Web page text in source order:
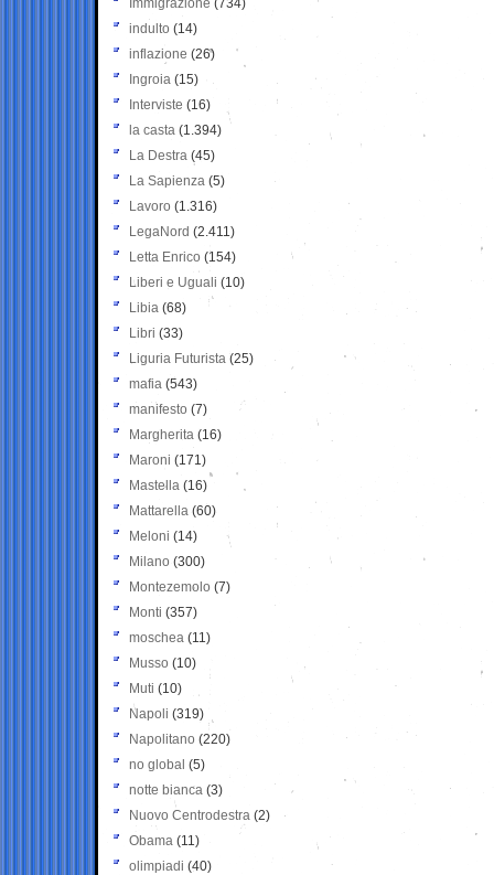
Immigrazione (734)
indulto (14)
inflazione (26)
Ingroia (15)
Interviste (16)
la casta (1.394)
La Destra (45)
La Sapienza (5)
Lavoro (1.316)
LegaNord (2.411)
Letta Enrico (154)
Liberi e Uguali (10)
Libia (68)
Libri (33)
Liguria Futurista (25)
mafia (543)
manifesto (7)
Margherita (16)
Maroni (171)
Mastella (16)
Mattarella (60)
Meloni (14)
Milano (300)
Montezemolo (7)
Monti (357)
moschea (11)
Musso (10)
Muti (10)
Napoli (319)
Napolitano (220)
no global (5)
notte bianca (3)
Nuovo Centrodestra (2)
Obama (11)
olimpiadi (40)